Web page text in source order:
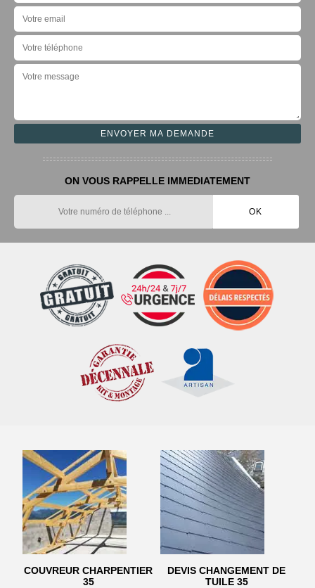
ON VOUS RAPPELLE IMMEDIATEMENT
COUVREUR CHARPENTIER
35
DEVIS CHANGEMENT DE
TUILE 35